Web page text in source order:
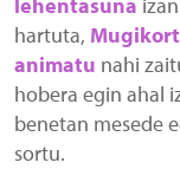
hartuta,
animatu nahi
hobera egin ahal
benetan mesede
sortu.